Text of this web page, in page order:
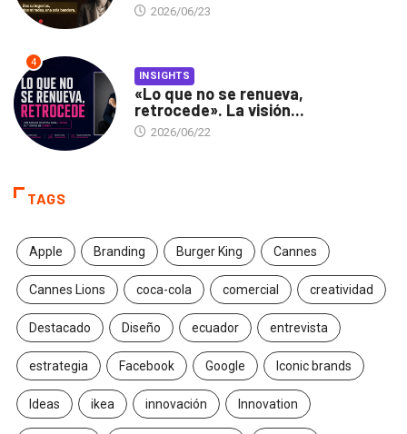
2026/06/23
4
INSIGHTS
«Lo que no se renueva,
retrocede». La visión...
2026/06/22
TAGS
Apple Branding Burger King Cannes
Cannes Lions coca-cola comercial creatividad
Destacado Diseño ecuador entrevista
estrategia Facebook Google Iconic brands
Ideas ikea innovación Innovation